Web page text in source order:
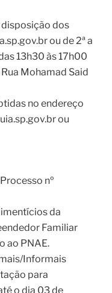
dos
ou de 2ª a
13h30 às 17h00
Mohamad Said
no endereço
ou
nº
da
Familiar
ao PNAE.
Informais
para
o dia 03 de